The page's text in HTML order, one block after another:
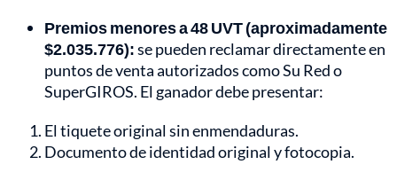
Premios menores a 48 UVT (aproximadamente
$2.035.776):se pueden reclamar directamente en
puntos de venta autorizados como Su Red o
SuperGIROS. El ganador debe presentar:
El tiquete original sin enmendaduras.
Documento de identidad original y fotocopia.